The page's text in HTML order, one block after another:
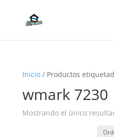
Inicio/ Productos
wmark 7230
Mostrando el único